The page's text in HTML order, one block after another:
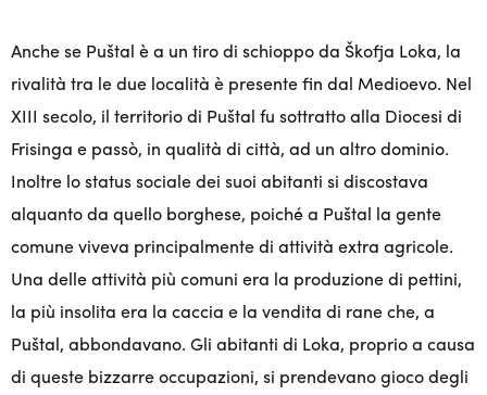
Anche se Puštal è a un tiro di schioppo da Škofja Loka, la
rivalità tra le due località è presente fin dal Medioevo. Nel
XIII secolo, il territorio di Puštal fu sottratto alla Diocesi di
Frisinga e passò, in qualità di città, ad un altro dominio.
Inoltre lo status sociale dei suoi abitanti si discostava
alquanto da quello borghese, poiché a Puštal la gente
comune viveva principalmente di attività extra agricole.
Una delle attività più comuni era la produzione di pettini,
la più insolita era la caccia e la vendita di rane che, a
Puštal, abbondavano. Gli abitanti di Loka, proprio a causa
di queste bizzarre occupazioni, si prendevano gioco degli